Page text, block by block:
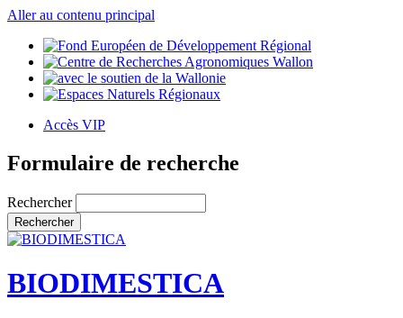
Aller au contenu principal
Accès VIP
Formulaire de recherche
Rechercher
BIODIMESTICA